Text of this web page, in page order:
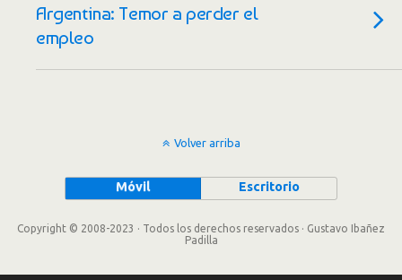
Argentina: Temor a perder el
empleo
Volver arriba
Móvil Escritorio
Copyright © 2008-2023 · Todos los derechos reservados · Gustavo Ibañez
Padilla